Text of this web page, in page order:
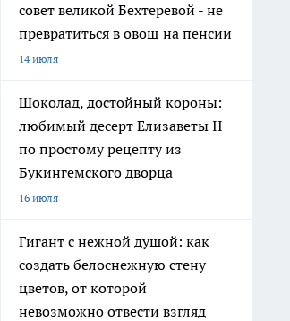
совет великой Бехтеревой - не
превратиться в овощ на пенсии
14 июля
Шоколад, достойный короны:
любимый десерт Елизаветы II
по простому рецепту из
Букингемского дворца
16 июля
Гигант с нежной душой: как
создать белоснежную стену
цветов, от которой
невозможно отвести взгляд